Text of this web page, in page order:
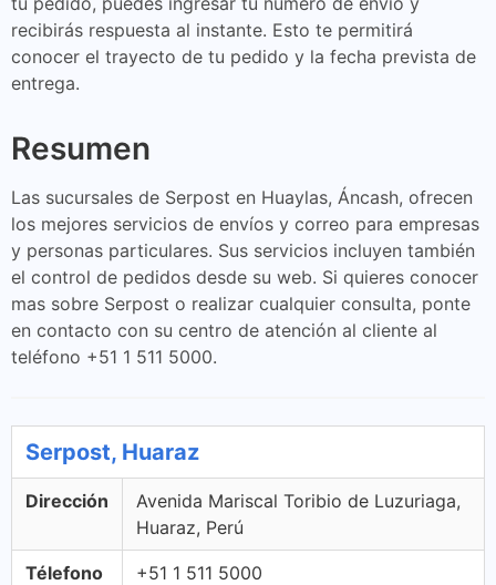
recibirás respuesta al instante. Esto te permitirá
conocer el trayecto de tu pedido y la fecha prevista de
entrega.
Resumen
Las sucursales de Serpost en Huaylas, Áncash, ofrecen
los mejores servicios de envíos y correo para empresas
y personas particulares. Sus servicios incluyen también
el control de pedidos desde su web. Si quieres conocer
mas sobre Serpost o realizar cualquier consulta, ponte
en contacto con su centro de atención al cliente al
teléfono +51 1 511 5000.
Serpost, Huaraz
Dirección
Avenida Mariscal Toribio de Luzuriaga,
Huaraz, Perú
Télefono +51 1 511 5000